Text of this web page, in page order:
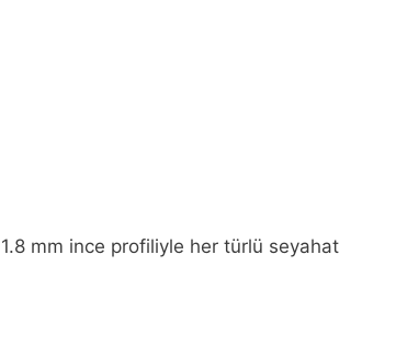
mm ince profiliyle her türlü seyahat